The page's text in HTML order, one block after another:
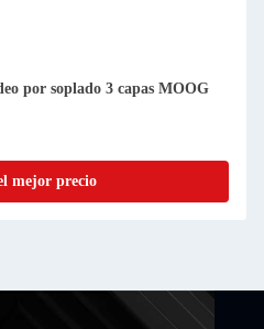
por soplado 3 capas MOOG
mejor precio